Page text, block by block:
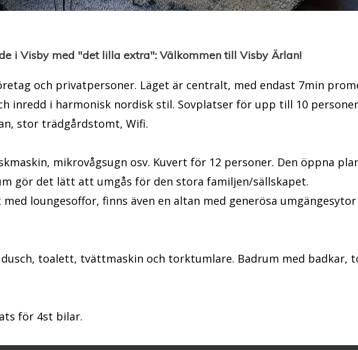
i Visby med "det lilla extra": Välkommen till Visby Ärlan!
och privatpersoner. Läget är centralt, med endast 7min
inredd i harmonisk nordisk stil. Sovplatser för upp till 10
stor trädgårdstomt, Wifi.
mikrovågsugn osv. Kuvert för 12 personer. Den öppna
gör det lätt att umgås för den stora familjen/sällskapet.
loungesoffor, finns även en altan med generösa
toalett, tvättmaskin och torktumlare. Badrum med badkar,
för 4st bilar.